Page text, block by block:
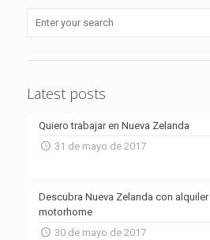
Latest posts
Quiero trabajar en Nueva Zelanda
31 de mayo de 2017
Descubra Nueva Zelanda con alquiler
motorhome
30 de mayo de 2017